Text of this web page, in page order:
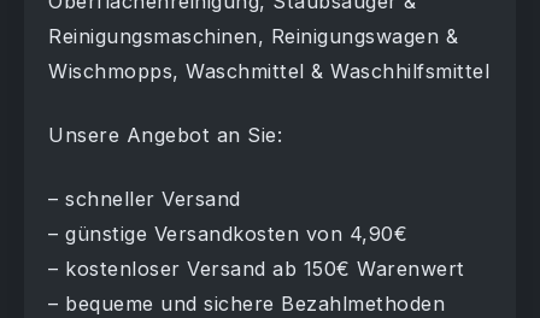
Reinigungsmaschinen, Reinigungswagen &
Wischmopps, Waschmittel & Waschhilfsmittel
Unsere Angebot an Sie:
– schneller Versand
– günstige Versandkosten von 4,90€
– kostenloser Versand ab 150€ Warenwert
– bequeme und sichere Bezahlmethoden